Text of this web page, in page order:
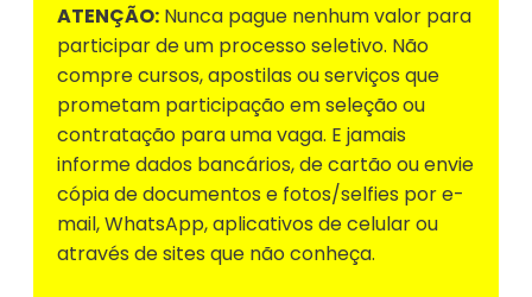
ATENÇÃO: Nunca pague nenhum valor para
participar de um processo seletivo. Não
compre cursos, apostilas ou serviços que
prometam participação em seleção ou
contratação para uma vaga. E jamais
informe dados bancários, de cartão ou envie
cópia de documentos e fotos/selfies por e-
mail, WhatsApp, aplicativos de celular ou
através de sites que não conheça.